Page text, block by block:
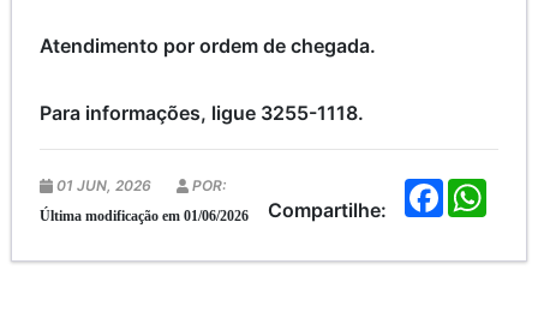
Atendimento por ordem de chegada.
Para informações, ligue 3255-1118.
Compartilhe:
F
a
b
s
01 JUN, 2026 POR:
Última modificação em 01/06/2026